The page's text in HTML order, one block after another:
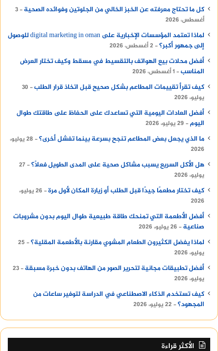
كل ما تحتاج معرفته عن الخبز الخالي من الجلوتين وفوائده الصحية
3
أغسطس، 2026
لماذا تعتمد المؤسسات الإخبارية على digital marketing in oman للوصول
إلى جمهور أكبر؟ 2 أغسطس، 2026
أفضل محلات بيع الهواتف بالتقسيط في مسقط وكيف تختار العرض
المناسب 1 أغسطس، 2026
كيف تقرأ تقييمات المطاعم بشكل صحيح قبل اتخاذ قرار الطلب
30
يوليو، 2026
أفضل العادات اليومية التي تساعدك على الحفاظ على طاقتك طوال
اليوم
29 يوليو، 2026
ما الذي يجعل بعض المطاعم تنجح بسرعة بينما تفشل أخرى؟
28 يوليو،
2026
هل الأكل السريع يسبب مشاكل صحية على المدى الطويل فعلًا؟ 27
يوليو، 2026
كيف تختار مطعمًا جيدًا قبل الطلب أو زيارة المكان لأول مرة
26 يوليو،
2026
أفضل الأطعمة التي تمنحك طاقة طبيعية طوال اليوم بدون مشروبات
صناعية
26 يوليو، 2026
لماذا يفضل الكثيرون الطعام المشوي مقارنة بالأطعمة المقلية؟
25
يوليو، 2026
أفضل تطبيقات مجانية لتحرير الصور من الهاتف بدون خبرة مسبقة
23
يوليو، 2026
كيف تستخدم الذكاء الاصطناعي في الدراسة لتوفير ساعات من
المجهود؟ 22 يوليو، 2026
الأكثر قراءة